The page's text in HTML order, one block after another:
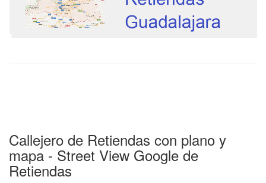
Callejero de Retiendas con plano y
mapa - Street View Google de
Retiendas